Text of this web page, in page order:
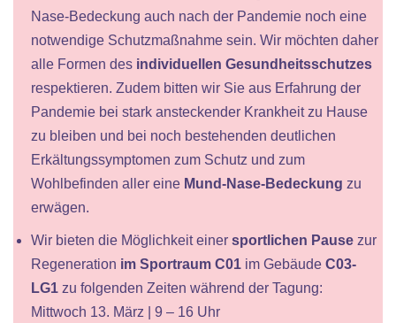
Nase-Bedeckung auch nach der Pandemie noch eine
notwendige Schutzmaßnahme sein. Wir möchten daher
alle Formen des individuellen Gesundheitsschutzes
respektieren. Zudem bitten wir Sie aus Erfahrung der
Pandemie bei stark ansteckender Krankheit zu Hause
zu bleiben und bei noch bestehenden deutlichen
Erkältungssymptomen zum Schutz und zum
Wohlbefinden aller eine Mund-Nase-Bedeckung zu
erwägen.
Wir bieten die Möglichkeit einer sportlichen Pause zur
Regeneration im Sportraum C01 im Gebäude C03-
LG1 zu folgenden Zeiten während der Tagung:
Mittwoch 13. März | 9 – 16 Uhr